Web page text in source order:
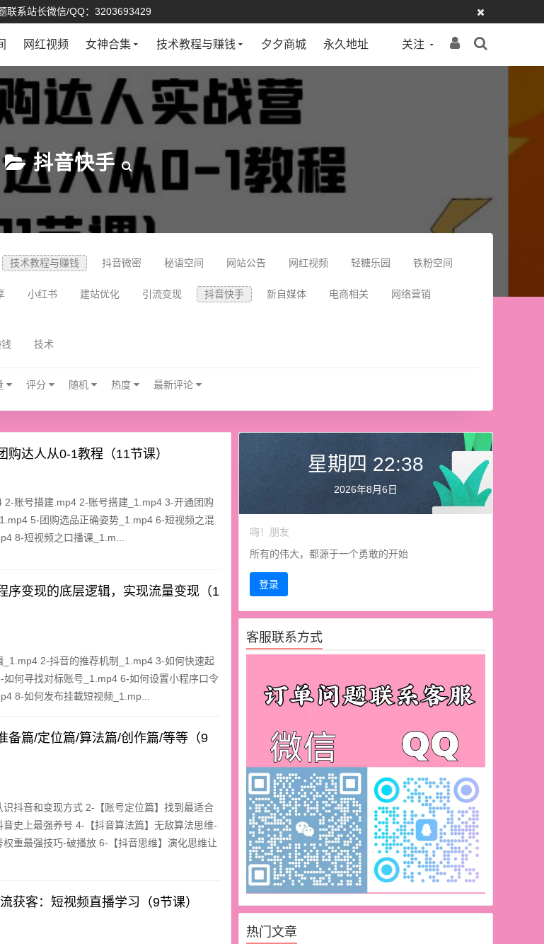
联系站长微信/QQ：3203693429
关注
网红视频 女神合集 技术教程与赚钱 夕夕商城 永久地址
抖音快手
技术教程与赚钱 抖音微密 秘语空间 网站公告 网红视频 轻糖乐园 铁粉空间
小红书 建站优化 引流变现 抖音快手 新自媒体 电商相关
网络营销
技术
评分 随机 热度 最新评论
达人从0-1教程（11节课）
账号措建.mp4 2-账号搭建_1.mp4 3-开通团购
5-团购选品正确姿势_1.mp4 6-短视频之混
8-短视频之口播课_1.m...
序变现的底层逻辑，实现流量变现（1
2-抖音的推荐机制_1.mp4 3-如何快速起
何寻找对标账号_1.mp4 6-如何设置小程序口令
8-如何发布挂載短视频_1.mp...
备篇/定位篇/算法篇/创作篇/等等（9
抖音和变现方式 2-【账号定位篇】找到最适合
史上最强养号 4-【抖音算法篇】无敌算法思维-
重最强技巧-破播放 6-【抖音思维】演化思维让
获客：短视频直播学习（9节课）
星期四 22:38
2026年8月6日
嗨！朋友
所有的伟大，都源于一个勇敢的开始
登录
客服联系方式
热门文章